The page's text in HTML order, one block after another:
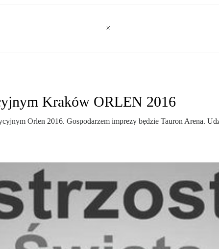
Kraków ORLEN 2016
Orlen 2016. Gospodarzem imprezy będzie Tauron Arena.